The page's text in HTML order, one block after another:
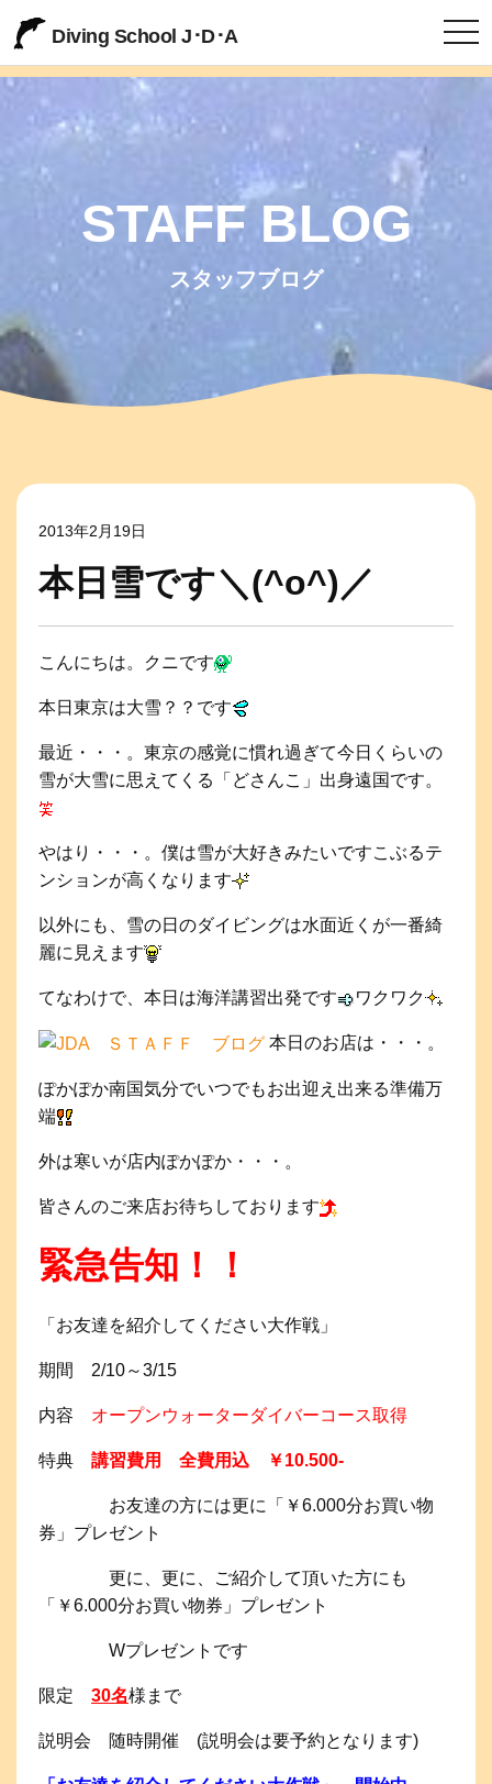
Diving School J･D･A
STAFF BLOG
スタッフブログ
2013年2月19日
本日雪です＼(^o^)／
こんにちは。クニです
本日東京は大雪？？です
最近・・・。東京の感覚に慣れ過ぎて今日くらいの
雪が大雪に思えてくる「どさんこ」出身遠国です。
やはり・・・。僕は雪が大好きみたいですこぶるテ
ンションが高くなります
以外にも、雪の日のダイビングは水面近くが一番綺
麗に見えます
てなわけで、本日は海洋講習出発です ワクワク
本日のお店は・・・。
ぽかぽか南国気分でいつでもお出迎え出来る準備万
端
外は寒いが店内ぽかぽか・・・。
皆さんのご来店お待ちしております
緊急告知！！
「お友達を紹介してください大作戦」
期間 2/10～3/15
内容 オープンウォーターダイバーコース取得
特典 講習費用 全費用込 ￥10.500-
お友達の方には更に「￥6.000分お買い物
券」プレゼント
更に、更に、ご紹介して頂いた方にも
「￥6.000分お買い物券」プレゼント
Wプレゼントです
限定 30名様まで
説明会 随時開催 (説明会は要予約となります)